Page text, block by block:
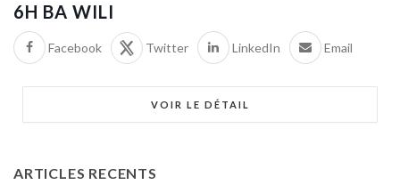
6H BA WILI
Facebook Twitter LinkedIn Email
VOIR LE DÉTAIL
ARTICLES RECENTS